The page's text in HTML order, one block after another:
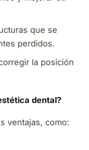
que se
perdidos.
la posición
dental?
ventajas, como: